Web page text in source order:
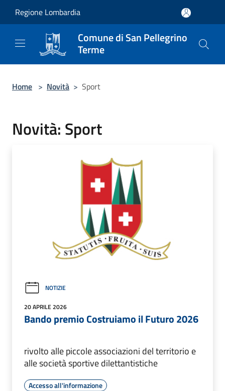
Regione Lombardia
Comune di San Pellegrino
Terme
Home > Novità > Sport
Novità: Sport
NOTIZIE
20 APRILE 2026
Bando premio Costruiamo il Futuro 2026
rivolto alle piccole associazioni del territorio e
alle società sportive dilettantistiche
Accesso all'informazione